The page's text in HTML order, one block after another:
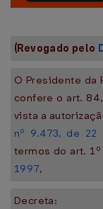
(Revogado pelo
O Presidente da
confere o art.
vista a
nº 9.473, de
termos do art. 1º
1997,
Decreta: